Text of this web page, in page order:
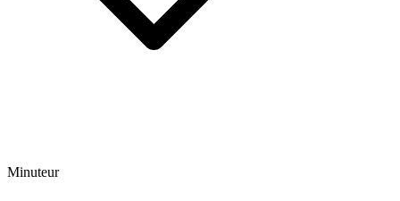
Minuteur